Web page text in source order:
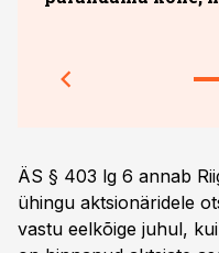
ÄS § 403 lg 6 annab
ühingu aktsionäridele
vastu eelkõige juhul,